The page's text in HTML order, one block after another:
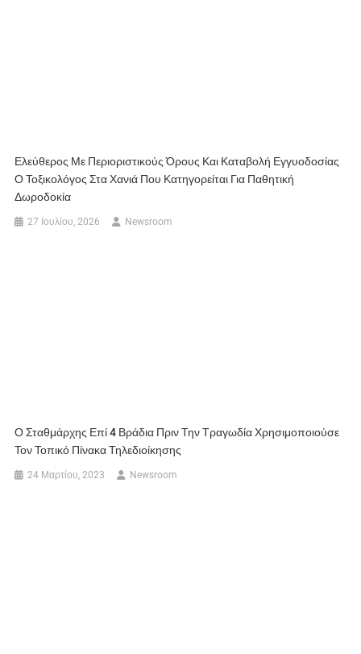
Ελεύθερος Με Περιοριστικούς Όρους Και Καταβολή Εγγυοδοσίας
Ο Τοξικολόγος Στα Χανιά Που Κατηγορείται Για Παθητική
Δωροδοκία
27 Ιουλίου, 2026 Newsroom
Ο Σταθμάρχης Επί 4 Βράδια Πριν Την Τραγωδία Χρησιμοποιούσε
Τον Τοπικό Πίνακα Τηλεδιοίκησης
24 Μαρτίου, 2023 Newsroom